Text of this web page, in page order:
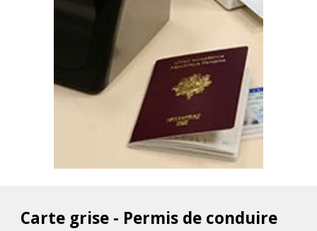
Carte grise - Permis de conduire